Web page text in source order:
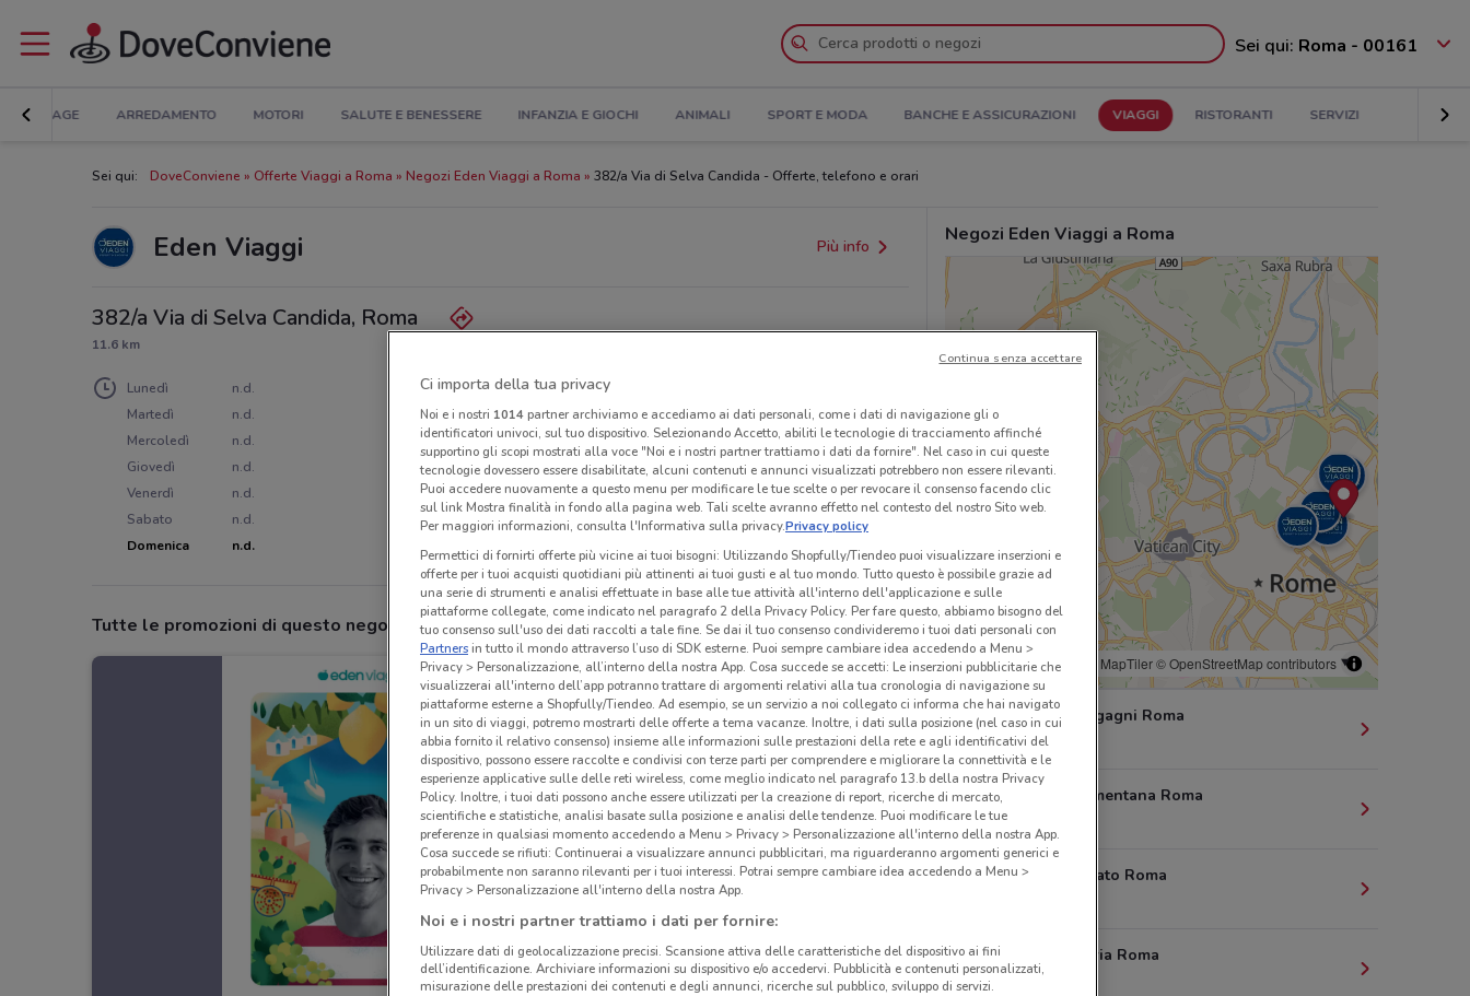
Sei qui: Roma - 00161
BRICOLAGE ARREDAMENTO MOTORI SALUTE E BENESSERE INFANZIA E GIOCHI ANIMALI SPORT E MODA BANCHE E ASSICURAZIONI VIAGGI RISTORANTI SERVIZI
Sei qui: DoveConviene Offerte Viaggi a Roma Negozi Eden Viaggi a Roma 382/a Via di Selva Candida - Offerte, telefono e orari
Eden Viaggi Più info
382/a Via di Selva Candida, Roma
11.6 km
Lunedì
n.d.
Martedì
n.d.
Mercoledì
n.d.
Giovedì
n.d.
Venerdì
n.d.
Sabato
n.d.
Domenica
n.d.
Tutte le promozioni di questo negozio
Negozi Eden Viaggi a Roma
© MapTiler© OpenStreetMap contributors
2/e Via Morgagni Roma
529 m
169 Via Nomentana Roma
31 Via Spalato Roma
2 Piazza Istria Roma
1.3 km
Ci importa della tua privacy
Noi e i nostri 1014partner archiviamo e accediamo ai dati personali, come i dati di navigazione gli o
identificatori univoci, sul tuo dispositivo. Selezionando Accetto, abiliti le tecnologie di tracciamento affinché
supportino gli scopi mostrati alla voce "Noi e i nostri partner trattiamo i dati da fornire". Nel caso in cui queste
tecnologie dovessero essere disabilitate, alcuni contenuti e annunci visualizzati potrebbero non essere rilevanti.
Puoi accedere nuovamente a questo menu per modificare le tue scelte o per revocare il consenso facendo clic
sul link Mostra finalità in fondo alla pagina web. Tali scelte avranno effetto nel contesto del nostro Sito web.
Per maggiori informazioni, consulta l'Informativa sulla privacy.Privacy policy
Permettici di fornirti offerte più vicine ai tuoi bisogni: Utilizzando Shopfully/Tiendeo puoi visualizzare inserzioni e
offerte per i tuoi acquisti quotidiani più attinenti ai tuoi gusti e al tuo mondo. Tutto questo è possibile grazie ad
una serie di strumenti e analisi effettuate in base alle tue attività all'interno dell'applicazione e sulle
piattaforme collegate, come indicato nel paragrafo 2 della Privacy Policy. Per fare questo, abbiamo bisogno del
tuo consenso sull'uso dei dati raccolti a tale fine. Se dai il tuo consenso condivideremo i tuoi dati personali con
Partnersin tutto il mondo attraverso l’uso di SDK esterne. Puoi sempre cambiare idea accedendo a Menu >
Privacy > Personalizzazione, all’interno della nostra App. Cosa succede se accetti: Le inserzioni pubblicitarie che
visualizzerai all'interno dell’app potranno trattare di argomenti relativi alla tua cronologia di navigazione su
piattaforme esterne a Shopfully/Tiendeo. Ad esempio, se un servizio a noi collegato ci informa che hai navigato
in un sito di viaggi, potremo mostrarti delle offerte a tema vacanze. Inoltre, i dati sulla posizione (nel caso in cui
abbia fornito il relativo consenso) insieme alle informazioni sulle prestazioni della rete e agli identificativi del
dispositivo, possono essere raccolte e condivisi con terze parti per comprendere e migliorare la connettività e le
esperienze applicative sulle delle reti wireless, come meglio indicato nel paragrafo 13.b della nostra Privacy
Policy. Inoltre, i tuoi dati possono anche essere utilizzati per la creazione di report, ricerche di mercato,
scientifiche e statistiche, analisi basate sulla posizione e analisi delle tendenze. Puoi modificare le tue
preferenze in qualsiasi momento accedendo a Menu > Privacy > Personalizzazione all'interno della nostra App.
Cosa succede se rifiuti: Continuerai a visualizzare annunci pubblicitari, ma riguarderanno argomenti generici e
probabilmente non saranno rilevanti per i tuoi interessi. Potrai sempre cambiare idea accedendo a Menu >
Privacy > Personalizzazione all'interno della nostra App.
Noi e i nostri partner trattiamo i dati per fornire:
Utilizzare dati di geolocalizzazione precisi. Scansione attiva delle caratteristiche del dispositivo ai fini
dell’identificazione. Archiviare informazioni su dispositivo e/o accedervi. Pubblicità e contenuti personalizzati,
misurazione delle prestazioni dei contenuti e degli annunci, ricerche sul pubblico, sviluppo di servizi.
Continua senza accettare